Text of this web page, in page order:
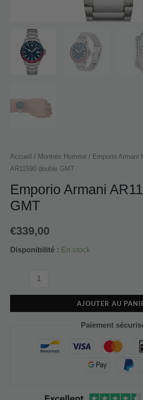
Accueil / Montres Homme / Emporio Armani
AR11590 double GMT
Emporio Armani
GMT
€339,00
Disponibilité : En stock
AJOUTER AU
Paiement